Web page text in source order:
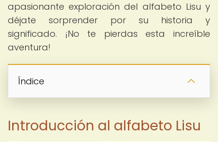
apasionante exploración del alfabeto Lisu y
déjate sorprender por su historia y
significado. ¡No te pierdas esta increíble
aventura!
Índice
Introducción al alfabeto Lisu